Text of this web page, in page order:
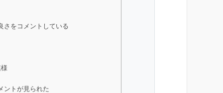
さをコメントしている
ントが見られた